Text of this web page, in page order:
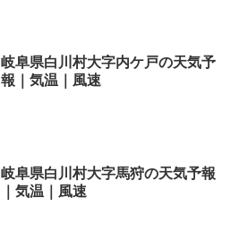
岐阜県白川村大字内ケ戸の天気予
報｜気温｜風速
岐阜県白川村大字馬狩の天気予報
｜気温｜風速